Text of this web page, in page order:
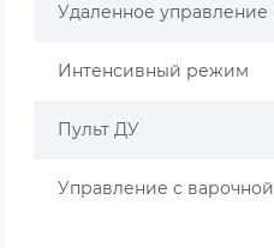
Удаленное управление
Интенсивный режим
Пульт ДУ
Управление с